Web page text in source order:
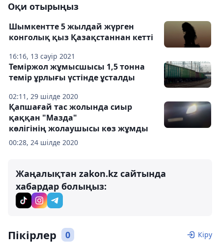
Оқи отырыңыз
16:16, 13 сәуір 2021
Шымкентте 5 жылдай жүрген
конголық қыз Қазақстаннан кетті
02:11, 29 шілде 2020
Теміржол жұмысшысы 1,5 тонна
темір ұрлығы үстінде ұсталды
00:28, 24 шілде 2020
Қапшағай тас жолында сиыр
қаққан "Мазда"
көлігінің жолаушысы көз жұмды
Жаңалықтан zakon.kz сайтында
хабардар болыңыз:
Пікірлер 0 Кіру